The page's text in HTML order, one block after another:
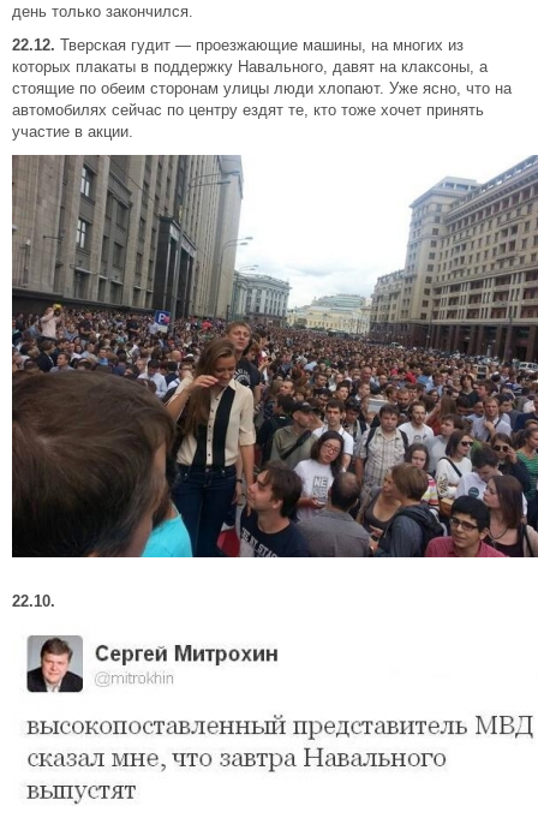
день только закончился.
22.12. Тверская гудит — проезжающие машины, на многих из
которых плакаты в поддержку Навального, давят на клаксоны, а
стоящие по обеим сторонам улицы люди хлопают. Уже ясно, что на
автомобилях сейчас по центру ездят те, кто тоже хочет принять
участие в акции.
22.10.